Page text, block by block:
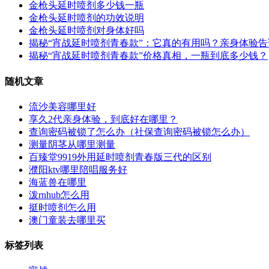
金枪头延时喷剂多少钱一瓶
金枪头延时喷剂的功效说明
金枪头延时喷剂对身体好吗
揭秘“宵战延时喷剂青春款”：它真的有用吗？亲身体验告
揭秘“宵战延时喷剂青春款”价格真相，一瓶到底多少钱？
随机文章
流沙美容哪里好
享久2代亲身体验，到底好在哪里？
查询密码被锁了怎么办（社保查询密码被锁怎么办）
测量阴茎从哪里测量
百臻堂9919外用延时喷剂青春版三代的区别
濮阳ktv哪里陪唱服务好
海蓝兽在哪里
泼rnhub怎么用
挺时喷剂怎么用
澳门童装去哪里买
标签列表